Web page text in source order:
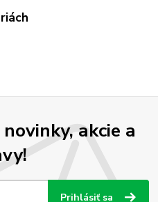
akcie a
Prihlásiť sa